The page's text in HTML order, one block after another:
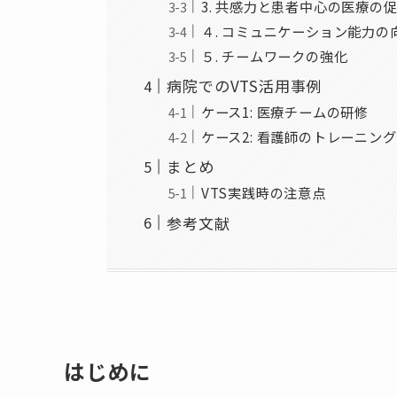
3. 共感力と患者中心の医療の
４. コミュニケーション能力の
５. チームワークの強化
病院でのVTS活用事例
ケース1: 医療チームの研修
ケース2: 看護師のトレーニング
まとめ
VTS実践時の注意点
参考文献
はじめに